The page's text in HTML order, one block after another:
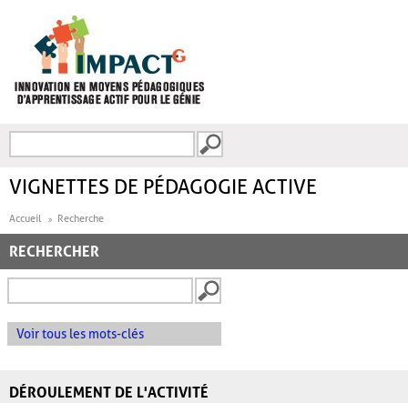
FORMULAIRE DE
VIGNETTES DE PÉDAGOGIE ACTIVE
Accueil Recherche
RECHERCHER
Voir tous les mots-clés
DÉROULEMENT DE L'ACTIVITÉ